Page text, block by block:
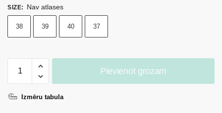
SIZE: Nav atlases
38 39 40 37
zābaki
dabīgās
Pievienot grozam
Izmēru tabula